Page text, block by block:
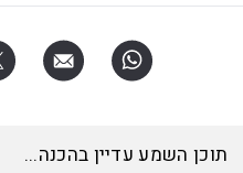
תוכן השמע עדיין בהכנה...